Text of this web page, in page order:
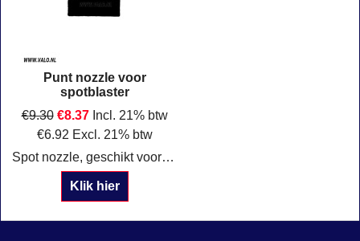
Punt nozzle voor
spotblaster
€9.30 €8.37 Incl. 21% btw
€6.92 Excl. 21% btw
Spot nozzle, geschikt voor betonstralen, te gebruiken met de Airtec Spotblaster 87003060. Verpakking: per stuk
Klik hier